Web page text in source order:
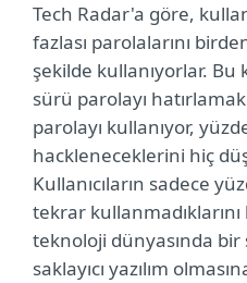
Tech Radar'a göre,
fazlası parolalarını
şekilde kullanıyorlar. Bu
sürü parolayı
parolayı kullanıyor,
hackleneceklerini hiç
Kullanıcıların sadece
tekrar
teknoloji dünyasında
saklayıcı yazılım